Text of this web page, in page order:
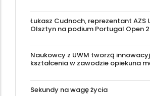
Łukasz Cudnoch, reprezentant AZS
Olsztyn na podium Portugal Open
Naukowcy z UWM tworzą
kształcenia w zawodzie opiekuna
Sekundy na wagę życia